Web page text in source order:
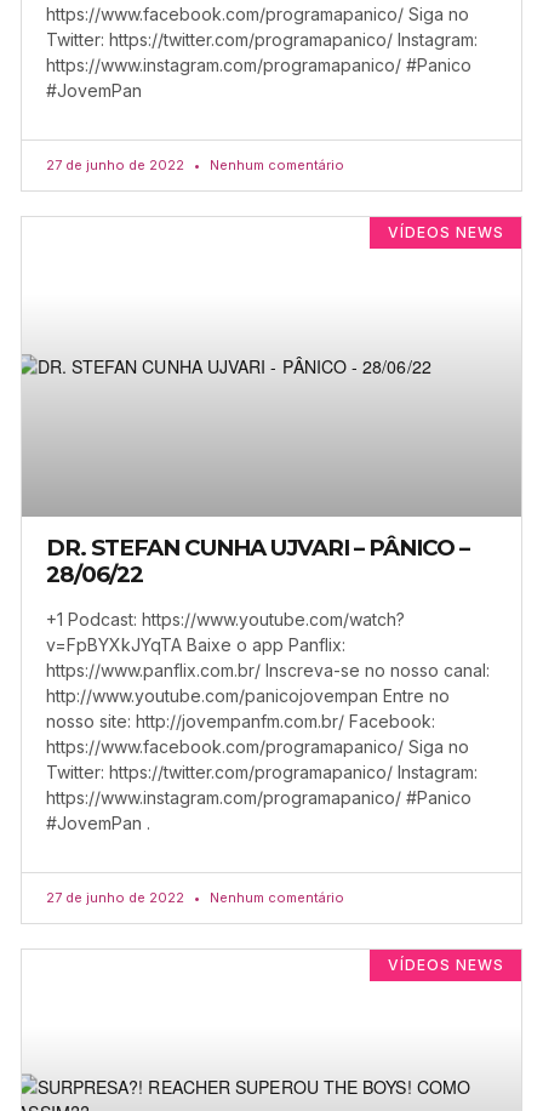
https://www.facebook.com/programapanico/ Siga no
Twitter: https://twitter.com/programapanico/ Instagram:
https://www.instagram.com/programapanico/ #Panico
#JovemPan
27 de junho de 2022 Nenhum comentário
VÍDEOS NEWS
DR. STEFAN CUNHA UJVARI – PÂNICO –
28/06/22
+1 Podcast: https://www.youtube.com/watch?
v=FpBYXkJYqTA Baixe o app Panflix:
https://www.panflix.com.br/ Inscreva-se no nosso canal:
http://www.youtube.com/panicojovempan Entre no
nosso site: http://jovempanfm.com.br/ Facebook:
https://www.facebook.com/programapanico/ Siga no
Twitter: https://twitter.com/programapanico/ Instagram:
https://www.instagram.com/programapanico/ #Panico
#JovemPan .
27 de junho de 2022 Nenhum comentário
VÍDEOS NEWS